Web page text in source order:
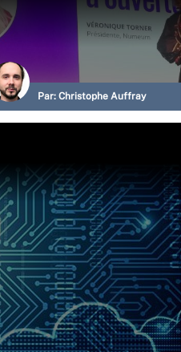
Par: Christophe Auffray